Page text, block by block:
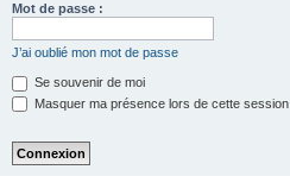
Mot de passe :
J’ai oublié mon mot de passe
Se souvenir de moi
Masquer ma présence lors de cette session